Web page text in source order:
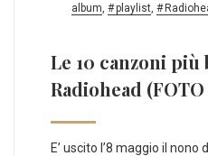
album
playlist
Le 10 canzoni più
Radiohead (FOTO
E’ uscito l’8 maggio il nono